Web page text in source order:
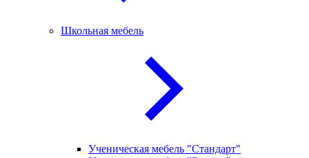
Школьная мебель
Ученическая мебель "Стандарт"